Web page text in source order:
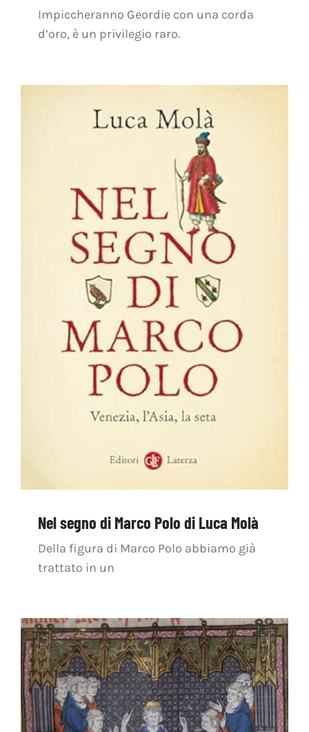
Impiccheranno Geordie con una corda
d’oro, è un privilegio raro.
Nel segno di Marco Polo di Luca Molà
Della figura di Marco Polo abbiamo già
trattato in un